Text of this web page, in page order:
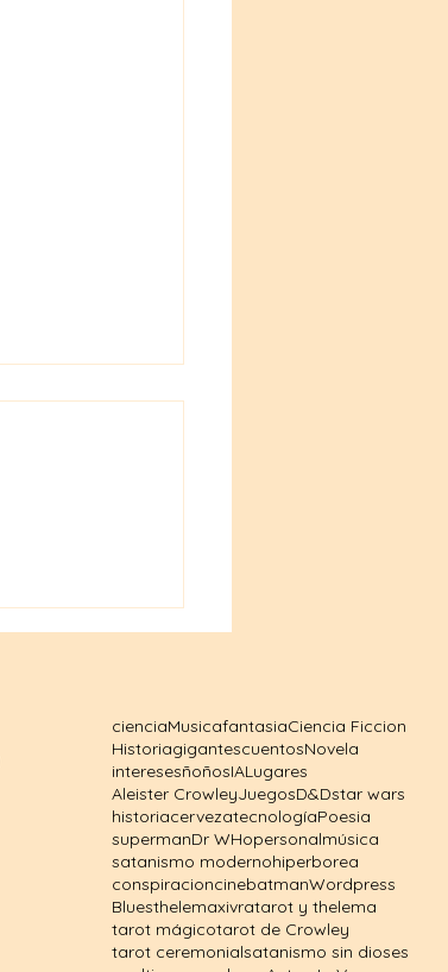
de un Mundo
cienciaMusicafantasiaCiencia Ficcion
HistoriagigantescuentosNovela
interesesñoñosIALugares
Aleister CrowleyJuegosD&Dstar wars
historiacervezatecnologíaPoesia
supermanDr WHopersonalmúsica
satanismo modernohiperborea
conspiracioncinebatmanWordpress
Bluesthelemaxivratarot y thelema
tarot mágicotarot de Crowley
tarot ceremonialsatanismo sin dioses